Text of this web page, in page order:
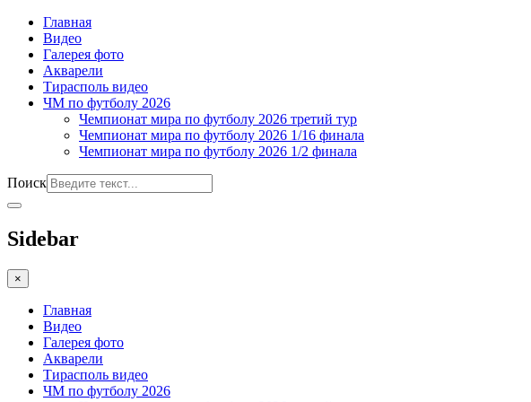
Главная
Видео
Галерея фото
Акварели
Тирасполь видео
ЧМ по футболу 2026
Чемпионат мира по футболу 2026 третий тур
Чемпионат мира по футболу 2026 1/16 финала
Чемпионат мира по футболу 2026 1/2 финала
Поиск
Sidebar
×
Главная
Видео
Галерея фото
Акварели
Тирасполь видео
ЧМ по футболу 2026